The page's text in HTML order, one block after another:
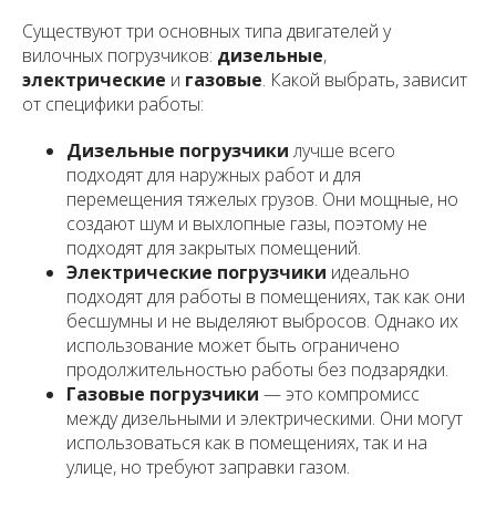
Существуют три основных типа двигателей у
вилочных погрузчиков: дизельные,
электрические и газовые. Какой выбрать, зависит
от специфики работы:
Дизельные погрузчики лучше всего
подходят для наружных работ и для
перемещения тяжелых грузов. Они мощные, но
создают шум и выхлопные газы, поэтому не
подходят для закрытых помещений.
Электрические погрузчики идеально
подходят для работы в помещениях, так как они
бесшумны и не выделяют выбросов. Однако их
использование может быть ограничено
продолжительностью работы без подзарядки.
Газовые погрузчики — это компромисс
между дизельными и электрическими. Они могут
использоваться как в помещениях, так и на
улице, но требуют заправки газом.